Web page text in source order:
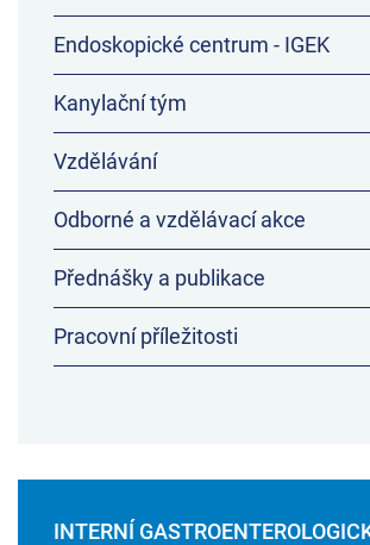
Endoskopické centrum - IGEK
Kanylační tým
Vzdělávání
Odborné a vzdělávací akce
Přednášky a publikace
Pracovní příležitosti
INTERNÍ